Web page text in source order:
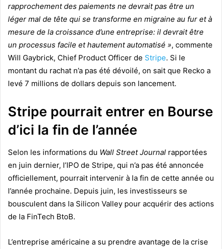
rapprochement des paiements ne devrait pas être un
léger mal de tête qui se transforme en migraine au fur et à
mesure de la croissance d’une entreprise: il devrait être
un processus facile et hautement automatisé », commente
Will Gaybrick, Chief Product Officer de Stripe. Si le
montant du rachat n’a pas été dévoilé, on sait que Recko a
levé 7 millions de dollars depuis son lancement.
Stripe pourrait entrer en Bourse
d’ici la fin de l’année
Selon les informations du Wall Street Journal rapportées
en juin dernier, l’IPO de Stripe, qui n’a pas été annoncée
officiellement, pourrait intervenir à la fin de cette année ou
l’année prochaine. Depuis juin, les investisseurs se
bousculent dans la Silicon Valley pour acquérir des actions
de la FinTech BtoB.
L’entreprise américaine a su prendre avantage de la crise